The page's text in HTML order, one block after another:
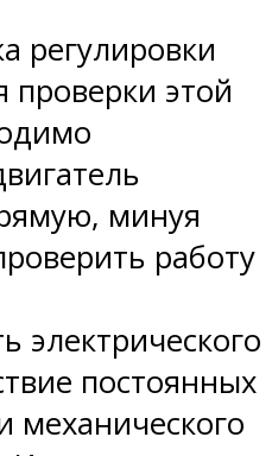
регулировки
проверки этой
минуя
работу
электрического
постоянных
механического